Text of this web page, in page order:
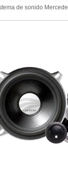
de sonido